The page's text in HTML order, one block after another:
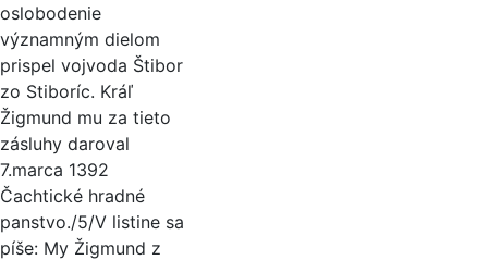
oslobodenie
významným dielom
prispel vojvoda Štibor
zo Stiboríc. Kráľ
Žigmund mu za tieto
zásluhy daroval
7.marca 1392
Čachtické hradné
panstvo./5/V listine sa
píše: My Žigmund z